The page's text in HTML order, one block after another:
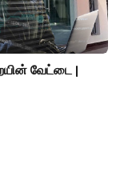
வேட்டை |